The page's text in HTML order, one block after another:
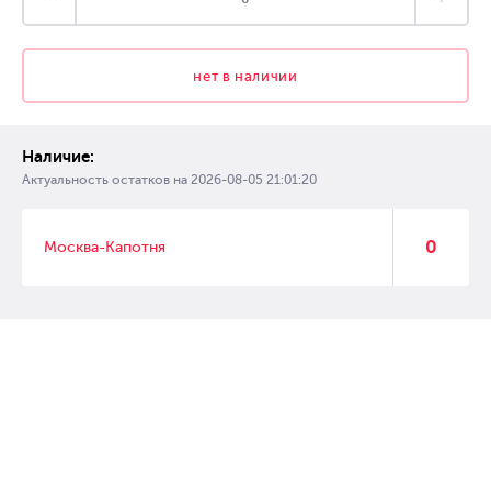
нет в наличии
Наличие:
Актуальность остатков на 2026-08-05 21:01:20
Москва-Капотня 0